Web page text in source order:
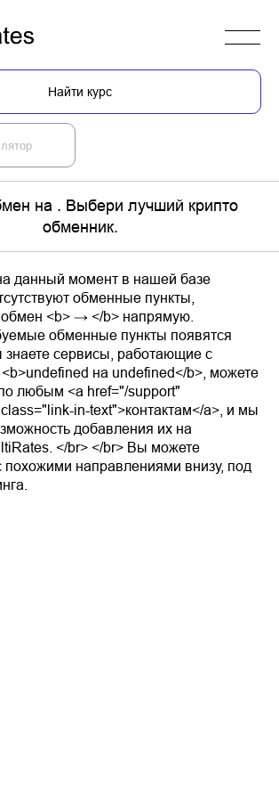
Найти курс
на . Выбери лучший крипто
обменник.
данный момент в нашей базе
обменные пункты,
<b> → </b> напрямую.
обменные пункты появятся
знаете сервисы, работающие с
на undefined</b>, можете
любым <a href="/support"
in-text">контактам</a>, и мы
добавления их на
</br> </br> Вы можете
похожими направлениями внизу, под